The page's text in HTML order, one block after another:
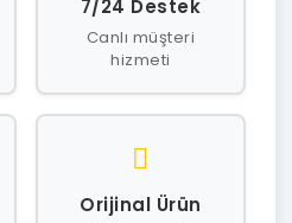
7/24 Destek
Canlı müşteri
hizmeti
Orijinal Ürün